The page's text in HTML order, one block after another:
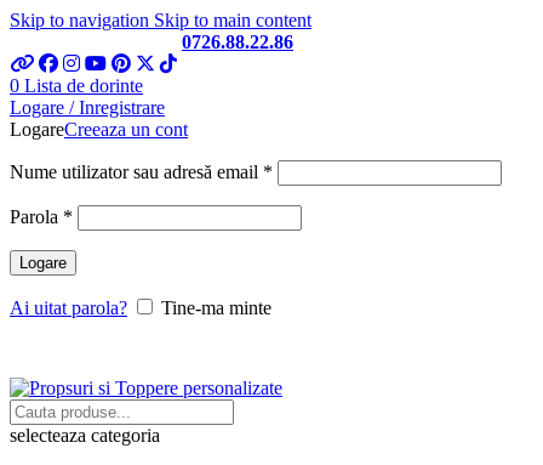
Skip to navigation Skip to main content
0726.88.22.86
0 Lista de dorinte
Logare / Inregistrare
LogareCreeaza un cont
Nume utilizator sau adresă email *
Parola *
Logare
Ai uitat parola? Tine-ma minte
selecteaza categoria